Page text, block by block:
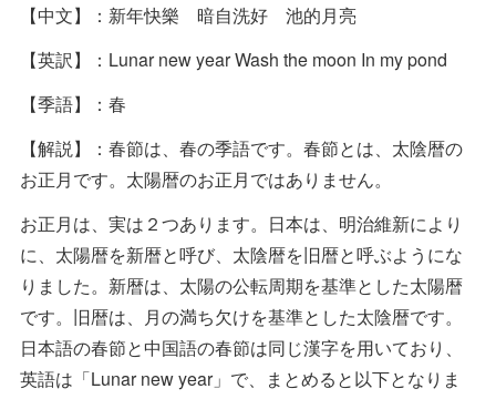
【中文】：新年快樂 暗自洗好 池的月亮
【英訳】：Lunar new year Wash the moon In my pond
【季語】：春
【解説】：春節は、春の季語です。春節とは、太陰暦の
お正月です。太陽暦のお正月ではありません。
お正月は、実は２つあります。日本は、明治維新により
に、太陽暦を新暦と呼び、太陰暦を旧暦と呼ぶようにな
りました。新暦は、太陽の公転周期を基準とした太陽暦
です。旧暦は、月の満ち欠けを基準とした太陰暦です。
日本語の春節と中国語の春節は同じ漢字を用いており、
英語は「Lunar new year」で、まとめると以下となりま